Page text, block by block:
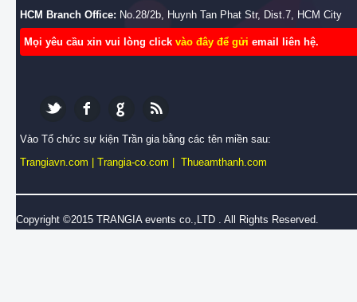
HCM Branch Office: No.28/2b, Huynh Tan Phat Str, Dist.7, HCM City
Mọi yêu cầu xin vui lòng click vào đây để gửi email liên hệ.
Vào Tổ chức sự kiện Trần gia bằng các tên miền sau:
Trangiavn.com | Trangia-co.com | Thueamthanh.com
Copyright ©2015 TRANGIA events co.,LTD . All Rights Reserved.